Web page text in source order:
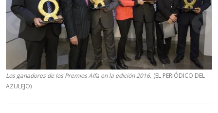
Los ganadores de los Premios Alfa en la edición 2016. (EL PERIÓDICO DEL
AZULEJO)